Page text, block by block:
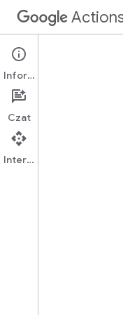
Integracje
Aby
Treści w
odpowiednią
Informacje
Czat
Interfejs API